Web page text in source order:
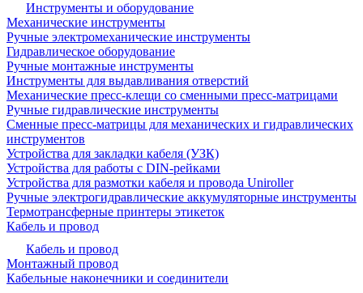
Инструменты и оборудование
Механические инструменты
Ручные электромеханические инструменты
Гидравлическое оборудование
Ручные монтажные инструменты
Инструменты для выдавливания отверстий
Механические пресс-клещи со сменными пресс-матрицами
Ручные гидравлические инструменты
Сменные пресс-матрицы для механических и гидравлических
инструментов
Устройства для закладки кабеля (УЗК)
Устройства для работы с DIN-рейками
Устройства для размотки кабеля и провода Uniroller
Ручные электрогидравлические аккумуляторные инструменты
Термотрансферные принтеры этикеток
Кабель и провод
Кабель и провод
Монтажный провод
Кабельные наконечники и соединители